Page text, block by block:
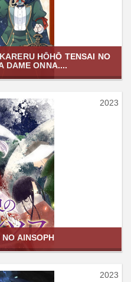
HŌHŌ TENSAI NO
DAME ONNA....
2023
AINSOPH
2023